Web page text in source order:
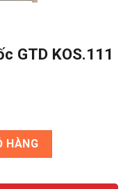
GTD KOS.111
số lượng
HÀNG